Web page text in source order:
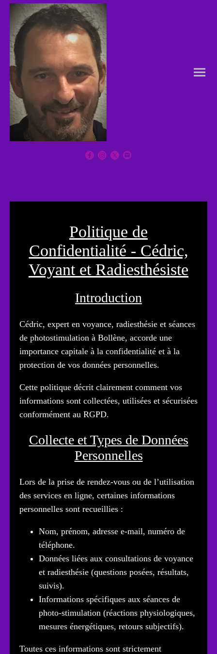
Politique de
Confidentialité - Cédric,
Voyant et Radiesthésiste
Introduction
Cédric, expert en voyance, radiesthésie et séances
de photostimulation à Bollène, accorde une
importance capitale à la confidentialité et à la
protection de vos données personnelles.
Cette politique décrit clairement comment vos
informations sont collectées, utilisées et sécurisées
conformément au RGPD.
Collecte et Types de Données
Personnelles
Lors de la prise de rendez-vous ou de l’utilisation
des services en ligne, certaines informations
personnelles sont recueillies :
Nom, prénom, adresse e-mail, numéro de
téléphone.
Données liées aux consultations de voyance
et radiesthésie (questions posées, résultats,
suivis).
Informations spécifiques aux séances de
photo-stimulation (réactions physiologiques,
mesures énergétiques, retours subjectifs).
Toutes ces informations sont strictement